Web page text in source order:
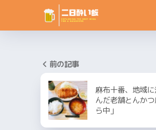
前の記事
麻布十番、地域
んだ老舗とんか
ら中」